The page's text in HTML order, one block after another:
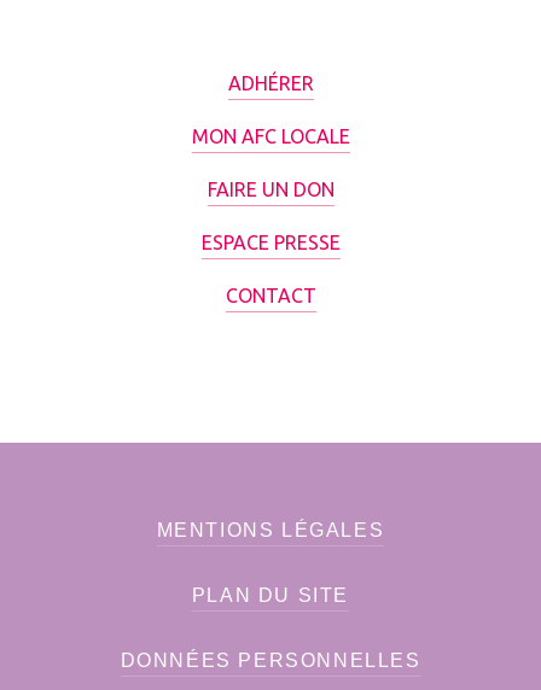
ADHÉRER
MON AFC LOCALE
FAIRE UN DON
ESPACE PRESSE
CONTACT
MENTIONS LÉGALES
PLAN DU SITE
DONNÉES PERSONNELLES